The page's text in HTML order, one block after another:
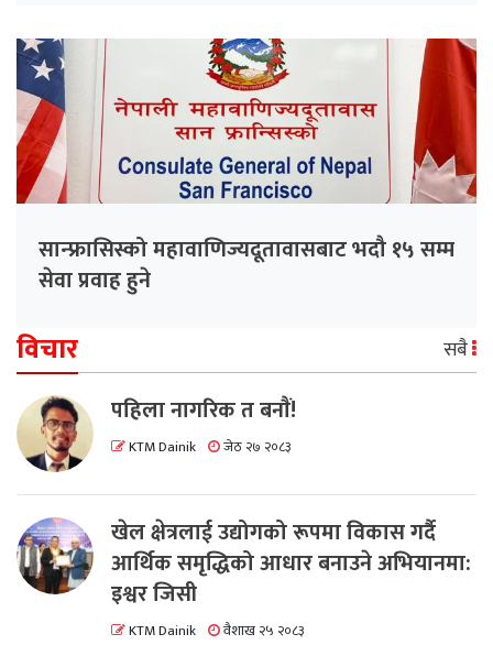
सान्फ्रासिस्को महावाणिज्यदूतावासबाट भदौ १५ सम्म
सेवा प्रवाह हुने
विचार सबै
पहिला नागरिक त बनाैं!
KTM Dainik जेठ २७ २०८३
खेल क्षेत्रलाई उद्योगको रूपमा विकास गर्दै
आर्थिक समृद्धिको आधार बनाउने अभियानमा:
इश्वर जिसी
KTM Dainik वैशाख २५ २०८३